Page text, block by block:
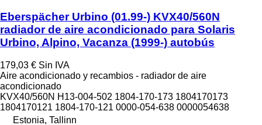
Eberspächer Urbino (01.99-) KVX40/560N
radiador de aire acondicionado para Solaris
Urbino, Alpino, Vacanza (1999-) autobús
179,03 € Sin IVA
Aire acondicionado y recambios - radiador de aire
acondicionado
KVX40/560N H13-004-502 1804-170-173 1804170173
1804170121 1804-170-121 0000-054-638 0000054638
Estonia, Tallinn